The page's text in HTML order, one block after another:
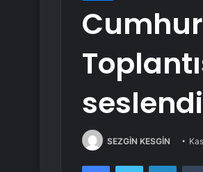
SEZGİN KESGİN
FacebookTwitter